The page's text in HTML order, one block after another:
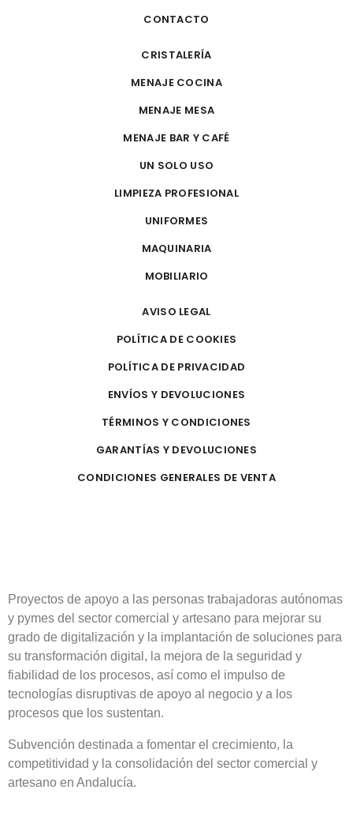
CONTACTO
CRISTALERÍA
MENAJE COCINA
MENAJE MESA
MENAJE BAR Y CAFÉ
UN SOLO USO
LIMPIEZA PROFESIONAL
UNIFORMES
MAQUINARIA
MOBILIARIO
AVISO LEGAL
POLÍTICA DE COOKIES
POLÍTICA DE PRIVACIDAD
ENVÍOS Y DEVOLUCIONES
TÉRMINOS Y CONDICIONES
GARANTÍAS Y DEVOLUCIONES
CONDICIONES GENERALES DE VENTA
Proyectos de apoyo a las personas trabajadoras autónomas
y pymes del sector comercial y artesano para mejorar su
grado de digitalización y la implantación de soluciones para
su transformación digital, la mejora de la seguridad y
fiabilidad de los procesos, así como el impulso de
tecnologías disruptivas de apoyo al negocio y a los
procesos que los sustentan.
Subvención destinada a fomentar el crecimiento, la
competitividad y la consolidación del sector comercial y
artesano en Andalucía.